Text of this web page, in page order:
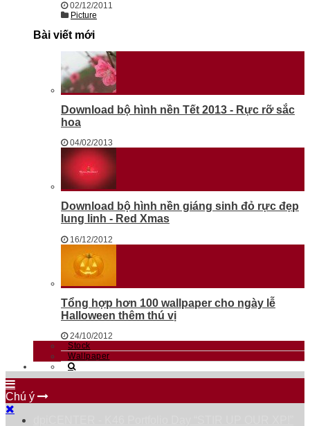
02/12/2011
Picture
Bài viết mới
Download bộ hình nền Tết 2013 - Rực rỡ sắc
hoa
04/02/2013
Download bộ hình nền giáng sinh đỏ rực đẹp
lung linh - Red Xmas
16/12/2012
Tổng hợp hơn 100 wallpaper cho ngày lễ
Halloween thêm thú vị
24/10/2012
Stock
Wallpaper
Chú ý